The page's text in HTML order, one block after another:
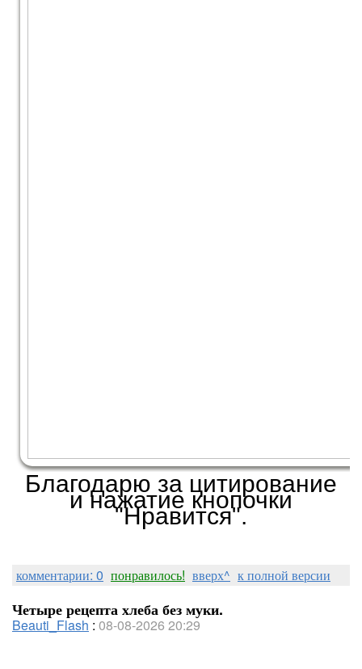
Благодарю за цитирование
и нажатие кнопочки
"Нравится".
комментарии: 0 понравилось! вверх^ к полной версии
Четыре рецепта хлеба без муки.
Beauti_Flash : 08-08-2026 20:29